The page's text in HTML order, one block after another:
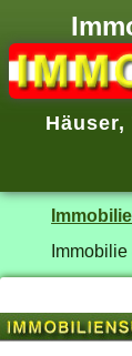
Häuser,